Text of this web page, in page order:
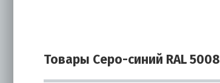
Товары Серо-синий RAL 5008